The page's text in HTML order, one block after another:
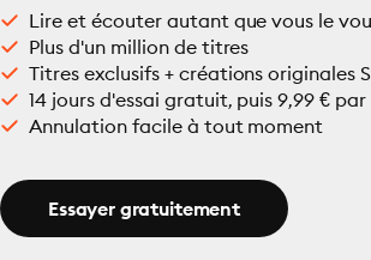
Lire et écouter autant que vous le
Plus d'un million de titres
Titres exclusifs + créations originales
14 jours d'essai gratuit, puis 9,99 € par
Annulation facile à tout moment
Essayer gratuitement